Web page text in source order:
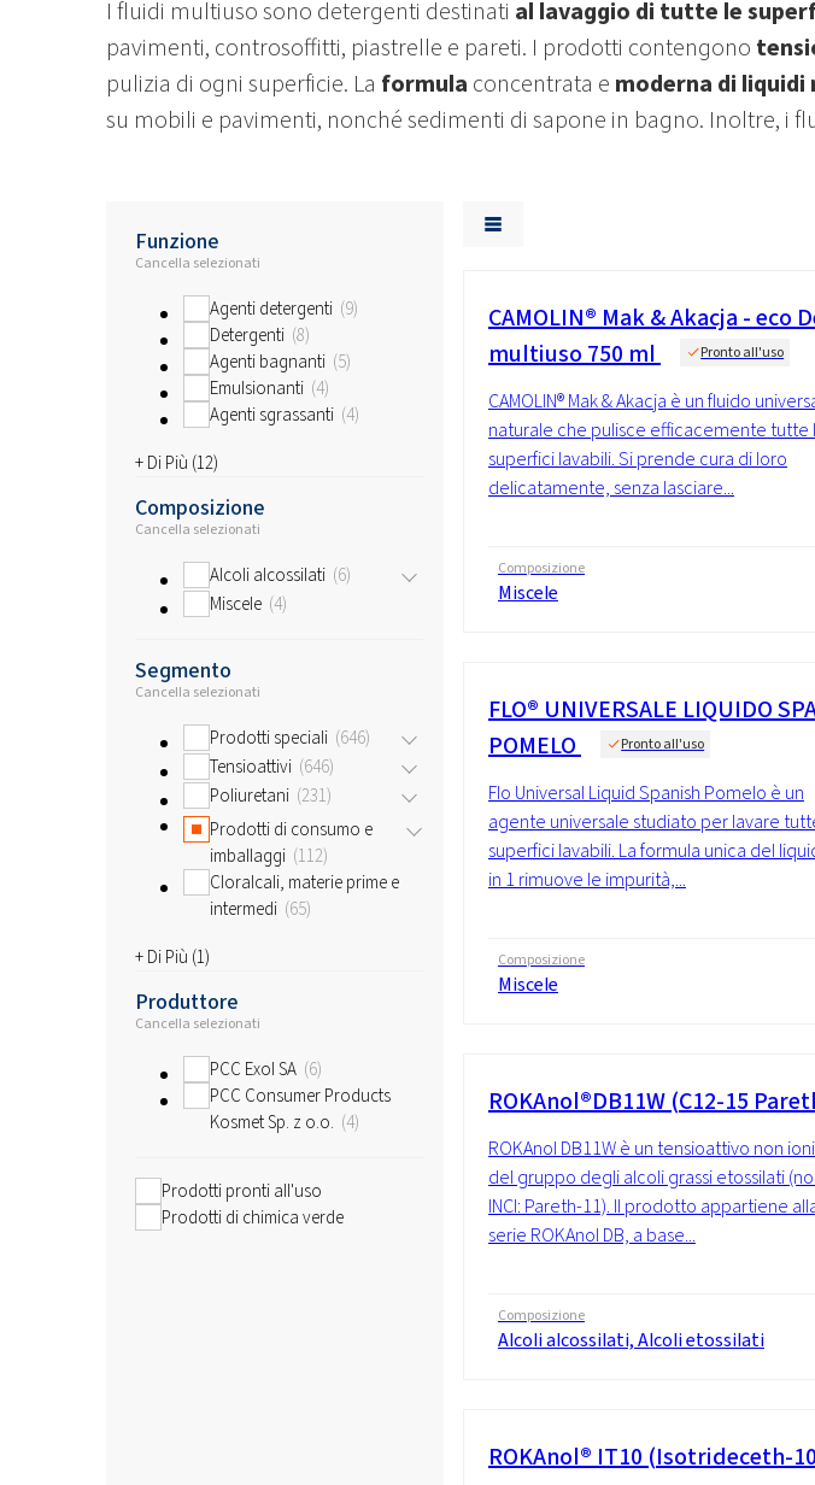
I fluidi multiuso sono detergenti destinati al lavaggio di tutte le
pavimenti, controsoffitti, piastrelle e pareti. I prodotti contengono
pulizia di ogni superficie. La formula concentrata e moderna di liquidi
su mobili e pavimenti, nonché sedimenti di sapone in bagno. Inoltre, i
Funzione
Cancella selezionati
Agenti detergenti 9
Detergenti 8
Agenti bagnanti 5
Emulsionanti 4
Agenti sgrassanti 4
+ Di Più (12)
Composizione
Cancella selezionati
Alcoli alcossilati 6
Miscele 4
Segmento
Cancella selezionati
Prodotti speciali 646
Tensioattivi 646
Poliuretani 231
Prodotti di consumo e
imballaggi 112
Cloralcali, materie prime e
intermedi 65
+ Di Più (1)
Produttore
Cancella selezionati
PCC Exol SA 6
PCC Consumer Products
Kosmet Sp. z o.o. 4
Prodotti pronti all'uso
Prodotti di chimica verde
CAMOLIN® Mak & Akacja - eco
multiuso 750 ml
Pronto all'uso
CAMOLIN® Mak & Akacja è un fluido
naturale che pulisce efficacemente tutte
superfici lavabili. Si prende cura di loro
delicatamente, senza lasciare...
Composizione
Miscele
FLO® UNIVERSALE LIQUIDO
POMELO
Pronto all'uso
Flo Universal Liquid Spanish Pomelo è un
agente universale studiato per lavare
superfici lavabili. La formula unica del
in 1 rimuove le impurità,...
Composizione
Miscele
ROKAnol®DB11W (C12-15
ROKAnol DB11W è un tensioattivo non
del gruppo degli alcoli grassi etossilati
INCI: Pareth-11). Il prodotto appartiene
serie ROKAnol DB, a base...
Composizione
Alcoli alcossilati, Alcoli etossilati
ROKAnol® IT10 (Isotrideceth-